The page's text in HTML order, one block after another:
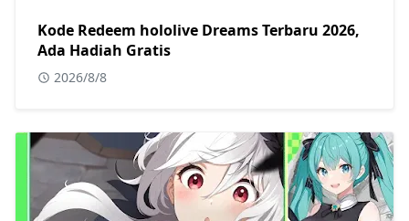
Kode Redeem hololive Dreams Terbaru 2026,
Ada Hadiah Gratis
2026/8/8